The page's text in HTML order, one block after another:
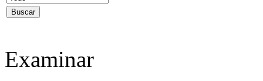
Examinar